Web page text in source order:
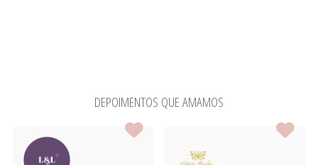
DEPOIMENTOS QUE AMAMOS